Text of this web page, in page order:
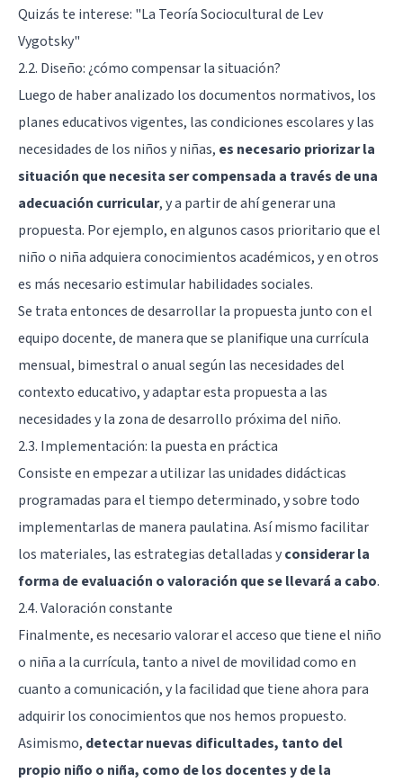
Quizás te interese: "La Teoría Sociocultural de Lev
Vygotsky"
2.2. Diseño: ¿cómo compensar la situación?
Luego de haber analizado los documentos normativos, los
planes educativos vigentes, las condiciones escolares y las
necesidades de los niños y niñas, es necesario priorizar la
situación que necesita ser compensada a través de una
adecuación curricular, y a partir de ahí generar una
propuesta. Por ejemplo, en algunos casos prioritario que el
niño o niña adquiera conocimientos académicos, y en otros
es más necesario estimular habilidades sociales.
Se trata entonces de desarrollar la propuesta junto con el
equipo docente, de manera que se planifique una currícula
mensual, bimestral o anual según las necesidades del
contexto educativo, y adaptar esta propuesta a las
necesidades y la zona de desarrollo próxima del niño.
2.3. Implementación: la puesta en práctica
Consiste en empezar a utilizar las unidades didácticas
programadas para el tiempo determinado, y sobre todo
implementarlas de manera paulatina. Así mismo facilitar
los materiales, las estrategias detalladas yconsiderar la
forma de evaluación o valoración que se llevará a cabo.
2.4. Valoración constante
Finalmente, es necesario valorar el acceso que tiene el niño
o niña a la currícula, tanto a nivel de movilidad como en
cuanto a comunicación, y la facilidad que tiene ahora para
adquirir los conocimientos que nos hemos propuesto.
Asimismo, detectar nuevas dificultades, tanto del
propio niño o niña, como de los docentes y de la